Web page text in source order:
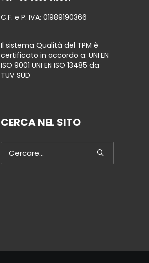
C.F. e P. IVA: 01989190366
Il sistema Qualità del TPM è
certificato in accordo a: UNI EN
ISO 9001 UNI EN ISO 13485 da
TÜV SÜD
CERCA NEL SITO